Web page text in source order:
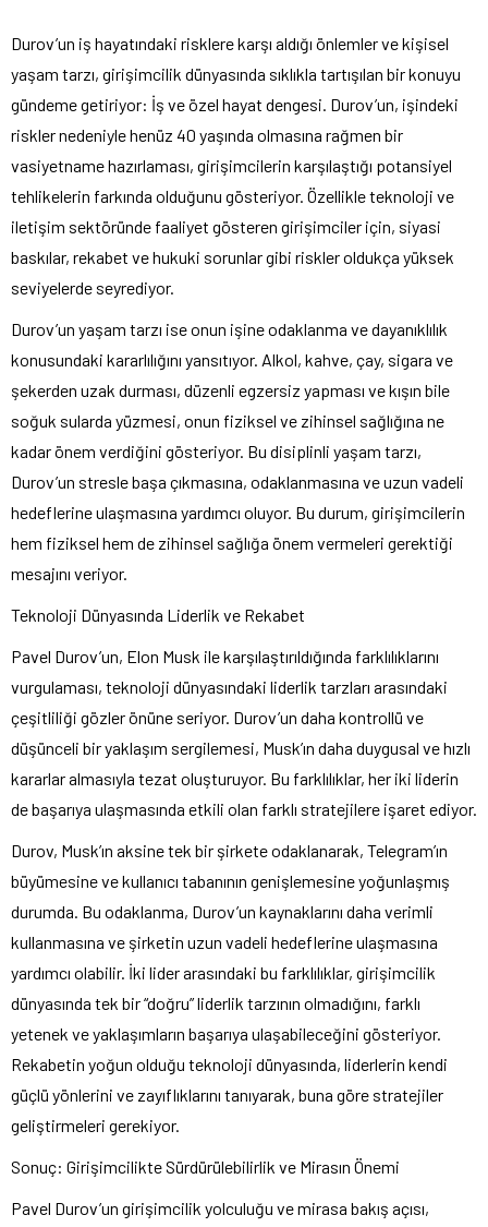
Durov’un iş hayatındaki risklere karşı aldığı önlemler ve kişisel
yaşam tarzı, girişimcilik dünyasında sıklıkla tartışılan bir konuyu
gündeme getiriyor: İş ve özel hayat dengesi. Durov’un, işindeki
riskler nedeniyle henüz 40 yaşında olmasına rağmen bir
vasiyetname hazırlaması, girişimcilerin karşılaştığı potansiyel
tehlikelerin farkında olduğunu gösteriyor. Özellikle teknoloji ve
iletişim sektöründe faaliyet gösteren girişimciler için, siyasi
baskılar, rekabet ve hukuki sorunlar gibi riskler oldukça yüksek
seviyelerde seyrediyor.
Durov’un yaşam tarzı ise onun işine odaklanma ve dayanıklılık
konusundaki kararlılığını yansıtıyor. Alkol, kahve, çay, sigara ve
şekerden uzak durması, düzenli egzersiz yapması ve kışın bile
soğuk sularda yüzmesi, onun fiziksel ve zihinsel sağlığına ne
kadar önem verdiğini gösteriyor. Bu disiplinli yaşam tarzı,
Durov’un stresle başa çıkmasına, odaklanmasına ve uzun vadeli
hedeflerine ulaşmasına yardımcı oluyor. Bu durum, girişimcilerin
hem fiziksel hem de zihinsel sağlığa önem vermeleri gerektiği
mesajını veriyor.
Teknoloji Dünyasında Liderlik ve Rekabet
Pavel Durov’un, Elon Musk ile karşılaştırıldığında farklılıklarını
vurgulaması, teknoloji dünyasındaki liderlik tarzları arasındaki
çeşitliliği gözler önüne seriyor. Durov’un daha kontrollü ve
düşünceli bir yaklaşım sergilemesi, Musk’ın daha duygusal ve hızlı
kararlar almasıyla tezat oluşturuyor. Bu farklılıklar, her iki liderin
de başarıya ulaşmasında etkili olan farklı stratejilere işaret ediyor.
Durov, Musk’ın aksine tek bir şirkete odaklanarak, Telegram’ın
büyümesine ve kullanıcı tabanının genişlemesine yoğunlaşmış
durumda. Bu odaklanma, Durov’un kaynaklarını daha verimli
kullanmasına ve şirketin uzun vadeli hedeflerine ulaşmasına
yardımcı olabilir. İki lider arasındaki bu farklılıklar, girişimcilik
dünyasında tek bir “doğru” liderlik tarzının olmadığını, farklı
yetenek ve yaklaşımların başarıya ulaşabileceğini gösteriyor.
Rekabetin yoğun olduğu teknoloji dünyasında, liderlerin kendi
güçlü yönlerini ve zayıflıklarını tanıyarak, buna göre stratejiler
geliştirmeleri gerekiyor.
Sonuç: Girişimcilikte Sürdürülebilirlik ve Mirasın Önemi
Pavel Durov’un girişimcilik yolculuğu ve mirasa bakış açısı,